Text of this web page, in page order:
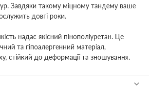
Завдяки такому міцному тандему ваше
довгі роки.
надає якісний пінополіуретан. Це
та гіпоалергенний матеріал,
стійкий до деформації та зношування.